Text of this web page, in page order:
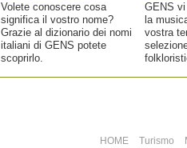
Volete conoscere cosa
significa il vostro nome?
Grazie al dizionario dei nomi
italiani di GENS potete
scoprirlo.
GENS
la
vostra
HOME Turismo